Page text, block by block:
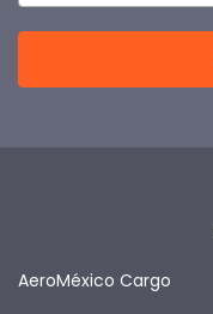
AeroMéxico Cargo